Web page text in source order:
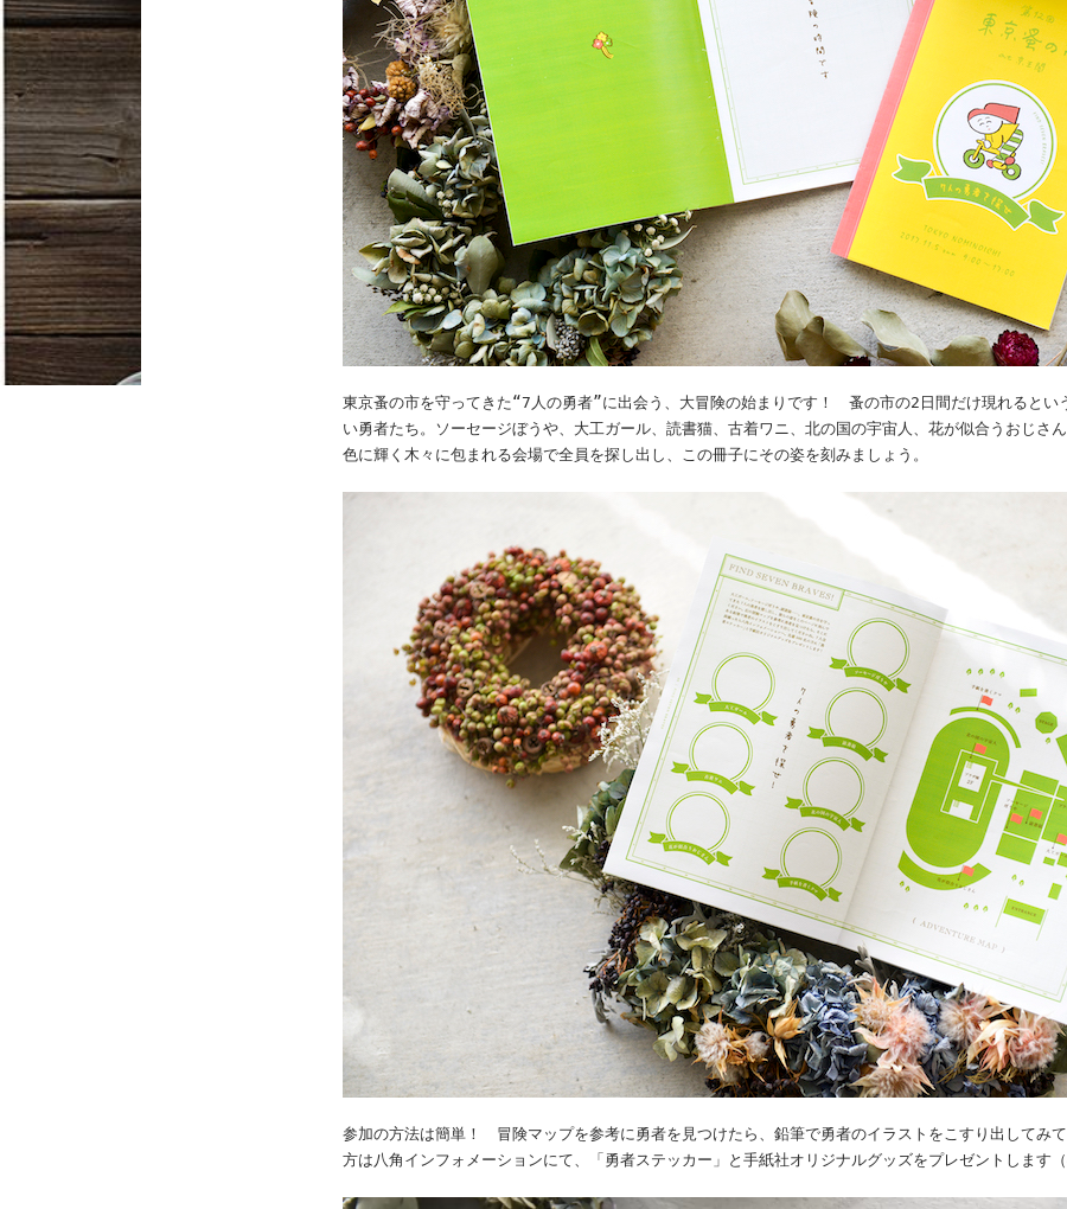
東京蚤の市を守ってきた“7人の勇者”に出会う、大冒険の始まりです！ 蚤の市の2日間だけ現れるとい
い勇者たち。ソーセージぼうや、大工ガール、読書猫、古着ワニ、北の国の宇宙人、花が似合うおじさ
色に輝く木々に包まれる会場で全員を探し出し、この冊子にその姿を刻みましょう。
参加の方法は簡単！ 冒険マップを参考に勇者を見つけたら、鉛筆で勇者のイラストをこすり出してみ
方は八角インフォメーションにて、「勇者ステッカー」と手紙社オリジナルグッズをプレゼントします